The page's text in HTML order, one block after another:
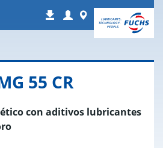
Descargas
Login Worldwide
55 CR
con aditivos lubricantes